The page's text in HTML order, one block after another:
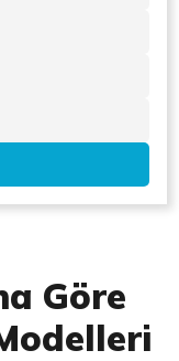
Göre